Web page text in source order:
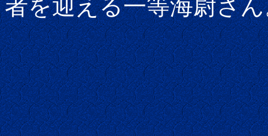
者を迎える一等海尉さ